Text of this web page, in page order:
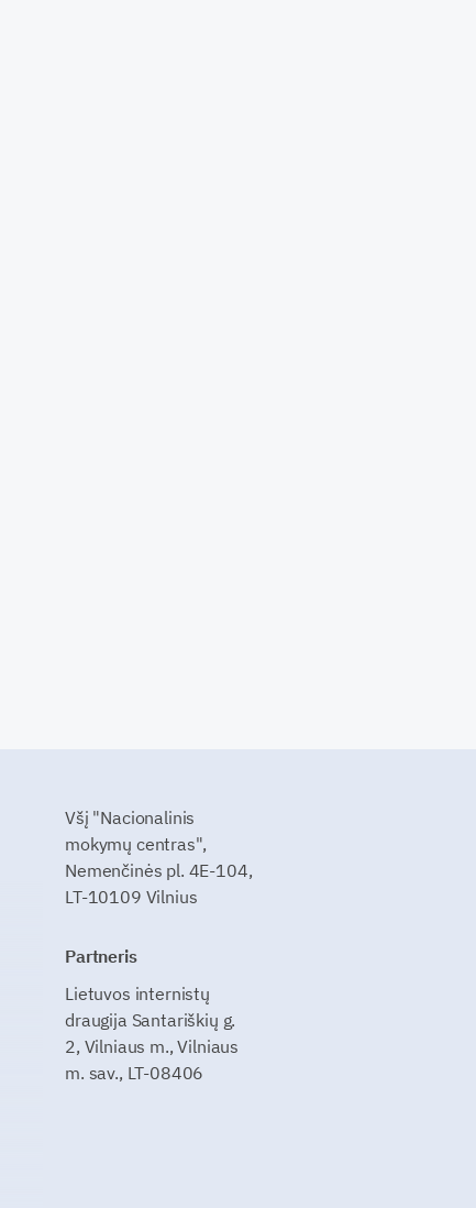
Všį "Nacionalinis
mokymų centras",
Nemenčinės pl. 4E-104,
LT-10109 Vilnius
Partneris
Lietuvos internistų
draugija Santariškių g.
2, Vilniaus m., Vilniaus
m. sav., LT-08406